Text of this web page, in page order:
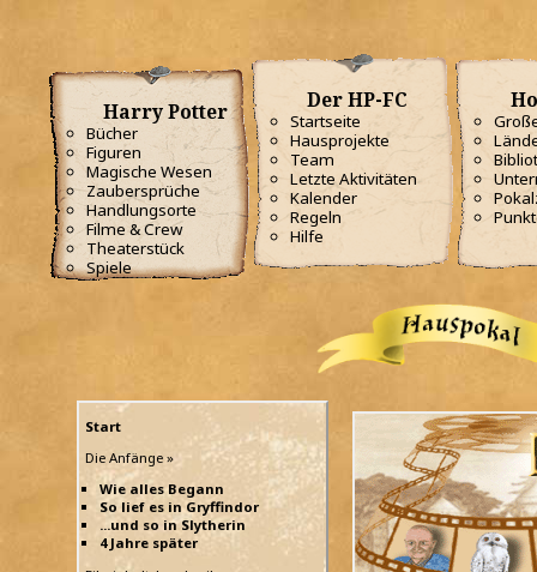
Harry Potter
Bücher
Figuren
Magische Wesen
Zaubersprüche
Handlungsorte
Filme & Crew
Theaterstück
Spiele
Der HP-FC
Startseite
Hausprojekte
Team
Letzte Aktivitäten
Kalender
Regeln
Hilfe
Start
Die Anfänge »
Wie alles Begann
So lief es in Gryffindor
...und so in Slytherin
4 Jahre später